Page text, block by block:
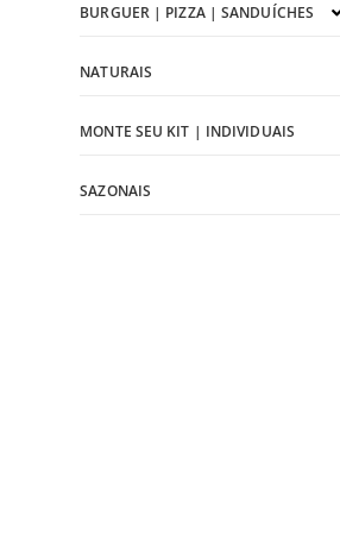
BURGUER | PIZZA | SANDUÍCHES
NATURAIS
MONTE SEU KIT | INDIVIDUAIS
SAZONAIS